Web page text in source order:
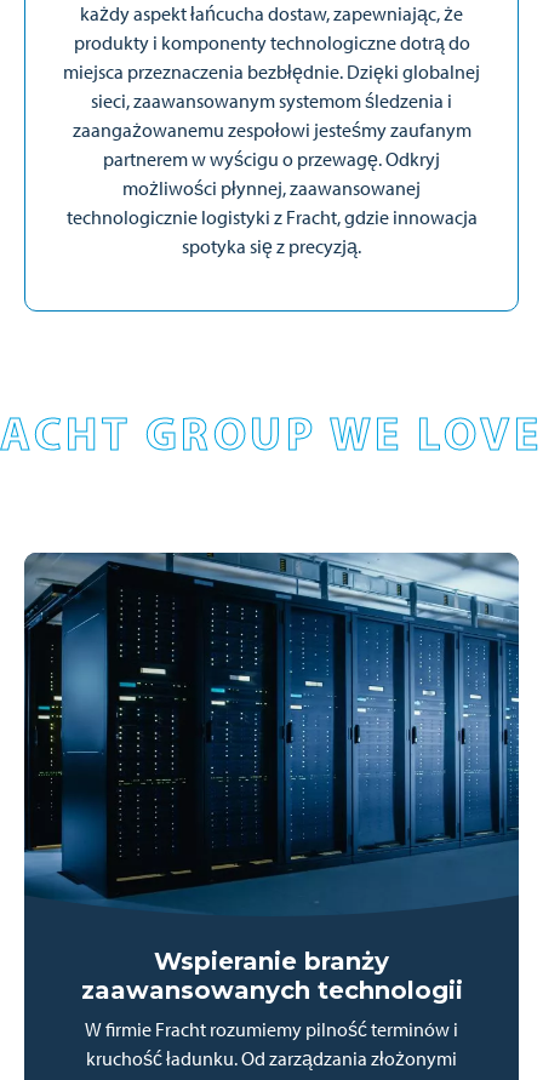
każdy aspekt łańcucha dostaw, zapewniając, że
produkty i komponenty technologiczne dotrą do
miejsca przeznaczenia bezbłędnie. Dzięki globalnej
sieci, zaawansowanym systemom śledzenia i
zaangażowanemu zespołowi jesteśmy zaufanym
partnerem w wyścigu o przewagę. Odkryj
możliwości płynnej, zaawansowanej
technologicznie logistyki z Fracht, gdzie innowacja
spotyka się z precyzją.
GROUP WE
Wspieranie branży
zaawansowanych technologii
W firmie Fracht rozumiemy pilność terminów i
kruchość ładunku. Od zarządzania złożonymi